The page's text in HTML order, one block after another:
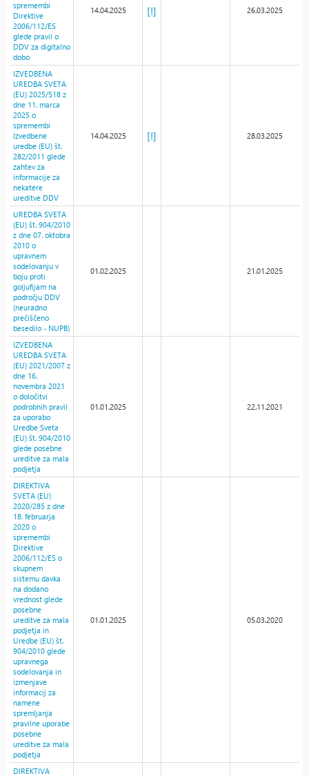
spremembi
Direktive
2006/112/ES
glede pravil o
DDV za digitalno
dobo
14.04.2025 [!] 26.03.2025
IZVEDBENA
UREDBA SVETA
(EU) 2025/518 z
dne 11. marca
2025 o
spremembi
Izvedbene
uredbe (EU) št.
282/2011 glede
zahtev za
informacije za
nekatere
ureditve DDV
14.04.2025 [!] 28.03.2025
UREDBA SVETA
(EU) št. 904/2010
z dne 07. oktobra
2010 o
upravnem
sodelovanju v
boju proti
goljufijam na
področju DDV
(neuradno
prečiščeno
besedilo - NUPB)
01.02.2025 21.01.2025
IZVEDBENA
UREDBA SVETA
(EU) 2021/2007 z
dne 16.
novembra 2021
o določitvi
podrobnih pravil
za uporabo
Uredbe Sveta
(EU) št. 904/2010
glede posebne
ureditve za mala
podjetja
01.01.2025 22.11.2021
DIREKTIVA
SVETA (EU)
2020/285 z dne
18. februarja
2020 o
spremembi
Direktive
2006/112/ES o
skupnem
sistemu davka
na dodano
vrednost glede
posebne
ureditve za mala
podjetja in
Uredbe (EU) št.
904/2010 glede
upravnega
sodelovanja in
izmenjave
informacij za
namene
spremljanja
pravilne uporabe
posebne
ureditve za mala
podjetja
01.01.2025 05.03.2020
DIREKTIVA